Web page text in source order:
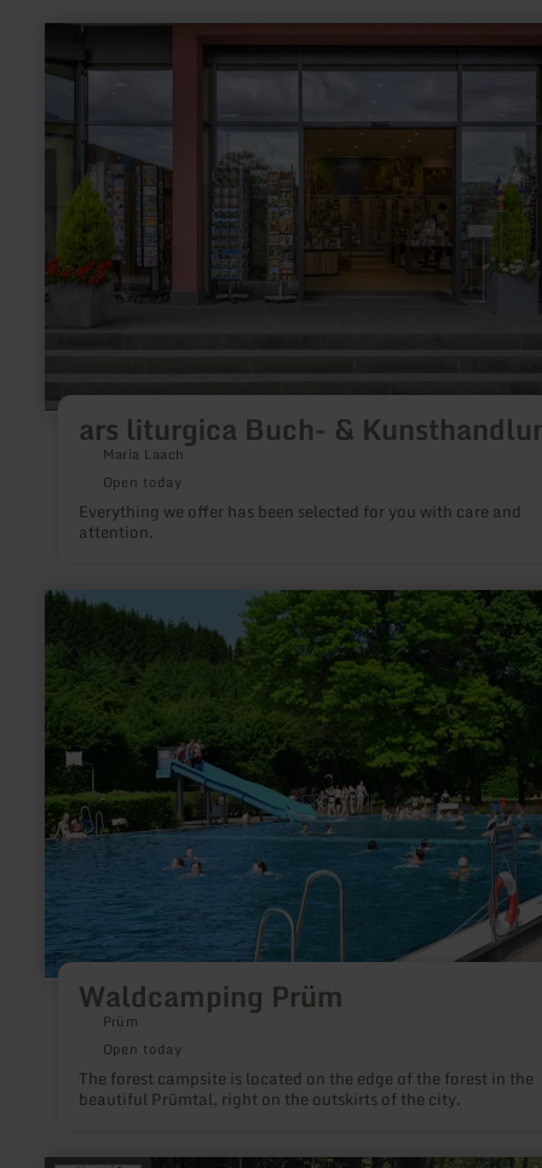
includes the district of Fensterseifen.
ars liturgica Buch- &
Maria Laach
Open today
Everything we offer has been selected for you with care and
attention.
about:
&amp;
Kunsthandlung
Waldcamping Prüm
Prüm
Open today
The forest campsite is located on the edge of the forest in the
beautiful Prümtal, right on the outskirts of the city.
learn
about:
Waldcamping
Prüm